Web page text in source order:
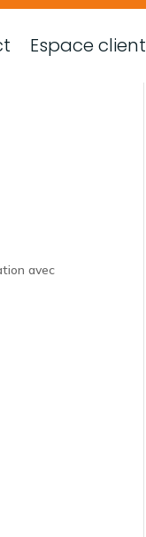
Espace client
avec